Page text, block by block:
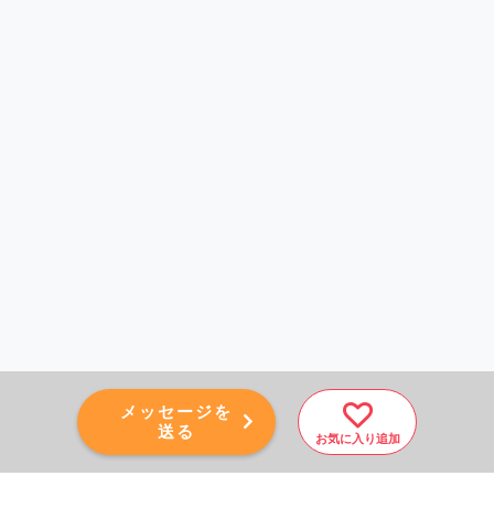
メッセージを
送る
お気に入り追加